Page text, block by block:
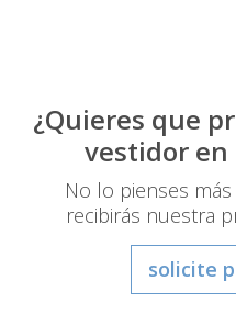
¿Quieres que
vestidor en
No lo pienses
recibirás nuestra
solicite